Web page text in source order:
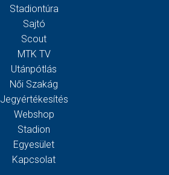
Stadiontúra
Sajtó
Scout
MTK TV
Utánpótlás
Női Szakág
Jegyértékesítés
Webshop
Stadion
Egyesület
Kapcsolat